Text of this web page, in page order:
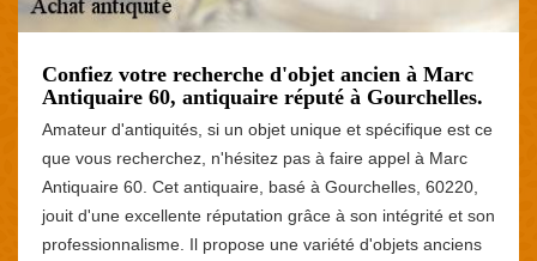
Confiez votre recherche d'objet ancien à Marc
Antiquaire 60, antiquaire réputé à Gourchelles.
Amateur d'antiquités, si un objet unique et spécifique est ce
que vous recherchez, n'hésitez pas à faire appel à Marc
Antiquaire 60. Cet antiquaire, basé à Gourchelles, 60220,
jouit d'une excellente réputation grâce à son intégrité et son
professionnalisme. Il propose une variété d'objets anciens